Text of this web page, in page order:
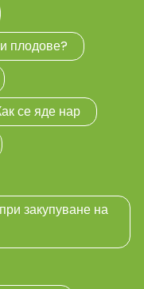
плодове?
се яде нар
закупуване на